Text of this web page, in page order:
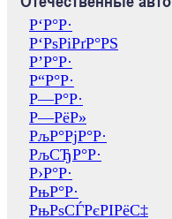
Р‘Р°Р·
Р‘РѕРіРґР°РЅ
Р’Р°Р·
Р“Р°Р·
Р—Р°Р·
Р—РёР»
РљР°РјР°Р·
РљСЂР°Р·
Р›Р°Р·
РњР°Р·
РњРѕСЃРєРІРёС‡